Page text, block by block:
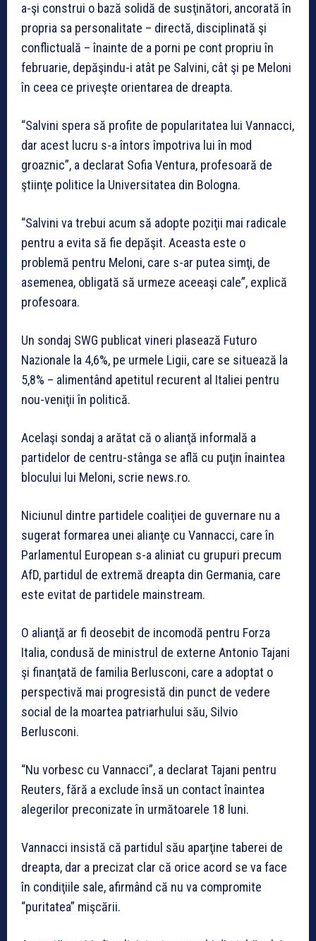
a-şi construi o bază solidă de susţinători, ancorată în
propria sa personalitate – directă, disciplinată şi
conflictuală – înainte de a porni pe cont propriu în
februarie, depăşindu-i atât pe Salvini, cât şi pe Meloni
în ceea ce priveşte orientarea de dreapta.
“Salvini spera să profite de popularitatea lui Vannacci,
dar acest lucru s-a întors împotriva lui în mod
groaznic”, a declarat Sofia Ventura, profesoară de
ştiinţe politice la Universitatea din Bologna.
“Salvini va trebui acum să adopte poziţii mai radicale
pentru a evita să fie depăşit. Aceasta este o
problemă pentru Meloni, care s-ar putea simţi, de
asemenea, obligată să urmeze aceeaşi cale”, explică
profesoara.
Un sondaj SWG publicat vineri plasează Futuro
Nazionale la 4,6%, pe urmele Ligii, care se situează la
5,8% – alimentând apetitul recurent al Italiei pentru
nou-veniţii în politică.
Acelaşi sondaj a arătat că o alianţă informală a
partidelor de centru-stânga se află cu puţin înaintea
blocului lui Meloni, scrie news.ro.
Niciunul dintre partidele coaliţiei de guvernare nu a
sugerat formarea unei alianţe cu Vannacci, care în
Parlamentul European s-a aliniat cu grupuri precum
AfD, partidul de extremă dreapta din Germania, care
este evitat de partidele mainstream.
O alianţă ar fi deosebit de incomodă pentru Forza
Italia, condusă de ministrul de externe Antonio Tajani
şi finanţată de familia Berlusconi, care a adoptat o
perspectivă mai progresistă din punct de vedere
social de la moartea patriarhului său, Silvio
Berlusconi.
“Nu vorbesc cu Vannacci”, a declarat Tajani pentru
Reuters, fără a exclude însă un contact înaintea
alegerilor preconizate în următoarele 18 luni.
Vannacci insistă că partidul său aparţine taberei de
dreapta, dar a precizat clar că orice acord se va face
în condiţiile sale, afirmând că nu va compromite
“puritatea” mişcării.